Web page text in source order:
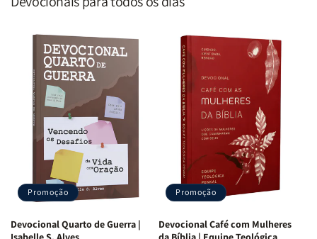
Promoção
Devocional Quarto de Guerra |
Promoção
Devocional Café com Mulheres